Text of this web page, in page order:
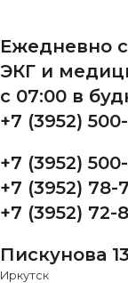
Ежедневно
ЭКГ и
с 07:00 в
+7 (3952)
+7 (3952)
+7 (3952) 78-
+7 (3952) 72-
Пискунова
Иркутск